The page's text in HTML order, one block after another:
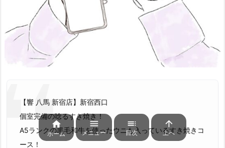
【響 八馬 新宿店】新宿西口
個室完備の唸るすき焼き！
A5ランクの黒毛和牛を使ったウニも入っているすき焼きコ
ース！

ホーム

メニュー

目次

上へ